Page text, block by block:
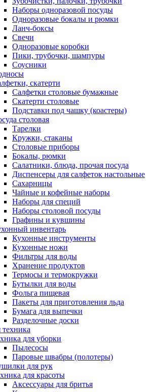
Наборы одноразовой посуды
Одноразовые бокалы и рюмки
Ланч-боксы
Свечи
Одноразовые коробки
Пики, трубочки, шампуры
Соусники
скатерти
Салфетки столовые бумажные
Скатерти столовые
Подставки под чашку (коастеры)
столовая
Тарелки
Кружки, стаканы
Столовые приборы
Бокалы, рюмки
Салатники, блюда, прочая посуда
Диспенсеры для салфеток настольные
Сахарницы
Чайные и кофейные наборы
Наборы для специй
Наборы столовой посуды
Графины и кувшины
инвентарь
Кухонные инструменты
Кухонные ножи
Фильтры для воды
Хранение продуктов
Термосы и термокружки
Бутылки для воды
Фольга пищевая
Пакеты для приготовления льда
Бумага для выпечки
Разделочные доски
для уборки
Пылесосы
Паровые швабры (полотеры)
для рук
для красоты
Аксессуары для бритья